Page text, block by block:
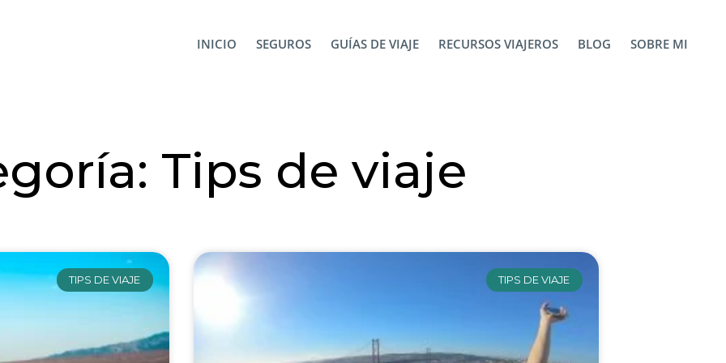
INICIO SEGUROS GUÍAS DE VIAJE RECURSOS VIAJEROS BLOG SOBRE MI
Tips de viaje
TIPS DE VIAJE TIPS DE VIAJE